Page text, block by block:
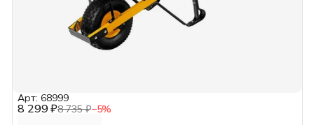
8 299 ₽8 735 ₽−5%
Арт: 68999